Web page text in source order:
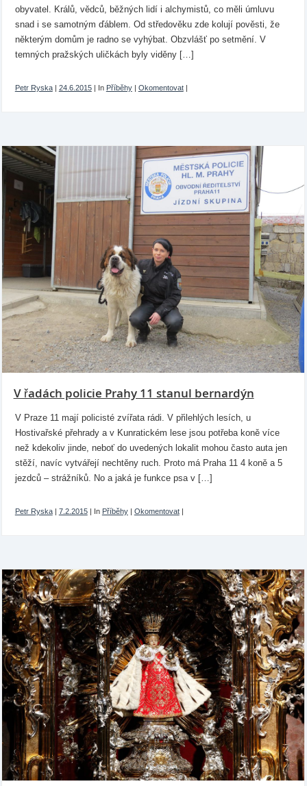
obyvatel. Králů, vědců, běžných lidí i alchymistů, co měli úmluvu
snad i se samotným ďáblem. Od středověku zde kolují pověsti, že
některým domům je radno se vyhýbat. Obzvlášť po setmění. V
temných pražských uličkách byly viděny […]
Petr Ryska| 24.6.2015| In Příběhy| Okomentovat|
V řadách policie Prahy 11 stanul bernardýn
V Praze 11 mají policisté zvířata rádi. V přilehlých lesích, u
Hostivařské přehrady a v Kunratickém lese jsou potřeba koně více
než kdekoliv jinde, neboť do uvedených lokalit mohou často auta jen
stěží, navíc vytvářejí nechtěny ruch. Proto má Praha 11 4 koně a 5
jezdců – strážníků. No a jaká je funkce psa v […]
Petr Ryska| 7.2.2015| In Příběhy| Okomentovat|